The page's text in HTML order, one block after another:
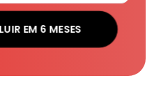
EM 6 MESES